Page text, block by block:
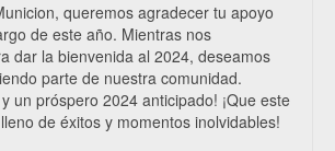
queremos agradecer tu apoyo
de este año. Mientras nos
dar la bienvenida al 2024, deseamos
parte de nuestra comunidad.
un próspero 2024 anticipado! ¡Que este
de éxitos y momentos inolvidables!